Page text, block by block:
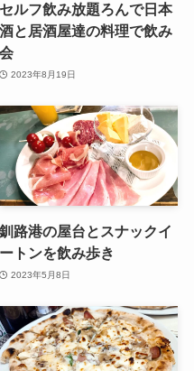
セルフ飲み放題ろんで日本
酒と居酒屋達の料理で飲み
会
2023年8月19日
釧路港の屋台とスナックイ
ートンを飲み歩き
2023年5月8日